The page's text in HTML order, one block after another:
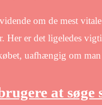
om de mest
er det ligeledes
uafhængig om man
at